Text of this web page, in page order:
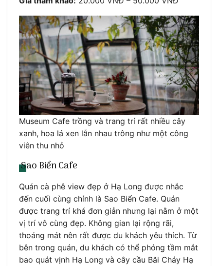
Museum Cafe trồng và trang trí rất nhiều cây
xanh, hoa lá xen lẫn nhau trông như một công
viên thu nhỏ
Sao Biển Cafe
Quán cà phê view đẹp ở Hạ Long được nhắc
đến cuối cùng chính là Sao Biển Cafe. Quán
được trang trí khá đơn giản nhưng lại nằm ở một
vị trí vô cùng đẹp. Không gian lại rộng rãi,
thoáng mát nên rất được du khách yêu thích. Từ
bên trong quán, du khách có thể phóng tầm mắt
bao quát vịnh Hạ Long và cây cầu Bãi Cháy Hạ